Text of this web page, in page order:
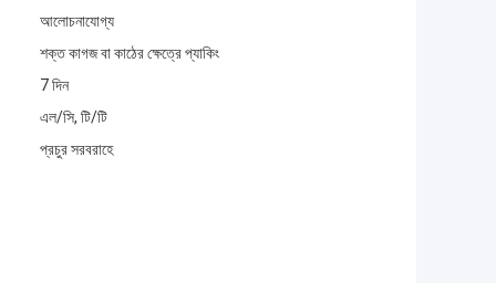
আলোচনাযোগ্য
শক্ত কাগজ বা কাঠের ক্ষেত্রে প্যাকিং
7 দিন
এল/সি, টি/টি
প্রচুর সরবরাহে